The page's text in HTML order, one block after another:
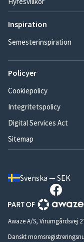
Inspiration
Semesterinspiration
Policyer
Cookiepolicy
Integritetspolicy
Digital Services Act
Sitemap
Svenska — SEK
Awaze A/S, Virumgårdsvej
Danskt